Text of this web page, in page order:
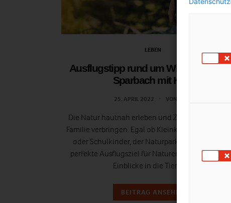
LEBEN
Ausflugstipp rund um Wien:
Sparbach mit Kids
25. APRIL 2022 VON
Die Natur hautnah erleben und Zeit mit der
Familie verbringen. Egal ob Kleinkind,
oder Schulkinder, der Naturpark Sparbach ist das
perfekte Ausflugsziel für Naturentdeckungen
Einblicke in die Tierwelt.
BEITRAG ANSEHEN